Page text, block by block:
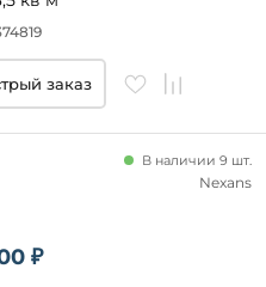
заказ
₽
В наличии 9 шт.
Nexans